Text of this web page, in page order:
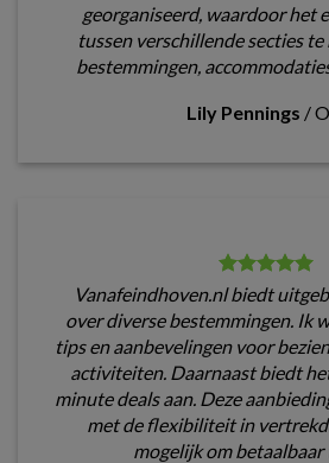
georganiseerd, waardoor het
tussen verschillende secties te
bestemmingen,
Lily Pennings /
Vanafeindhoven.nl biedt
over diverse bestemmingen. Ik
tips en aanbevelingen voor
activiteiten. Daarnaast biedt
minute deals aan. Deze
met de flexibiliteit in
mogelijk om betaalbaar